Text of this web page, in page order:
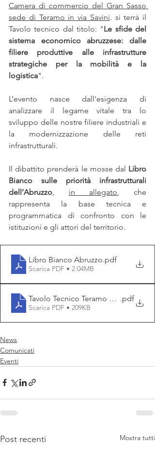
Camera di commercio del Gran Sasso
sede di Teramo in via Savini. si terrà il
Tavolo tecnico dal titolo: "Le sfide del
sistema economico abruzzese: dalle
filiere produttive alle infrastrutture
strategiche per la mobilità e la
logistica".
L’evento nasce dall'esigenza di
analizzare il legame vitale tra lo
sviluppo delle nostre filiere industriali e
la modernizzazione delle reti
infrastrutturali.
Il dibattito prenderà le mosse dal Libro
Bianco sulle priorità infrastrutturali
dell’Abruzzo
in allegato , che
rappresenta la base tecnica e
programmatica di confronto con le
istituzioni e gli attori del territorio.
Libro Bianco Abruzzo.pdf
Scarica PDF • 2.04MB
Tavolo Tecnico Teramo 27 maggio
.pdf
Scarica PDF • 209KB
News
Comunicati
Eventi
Post recenti Mostra tutti